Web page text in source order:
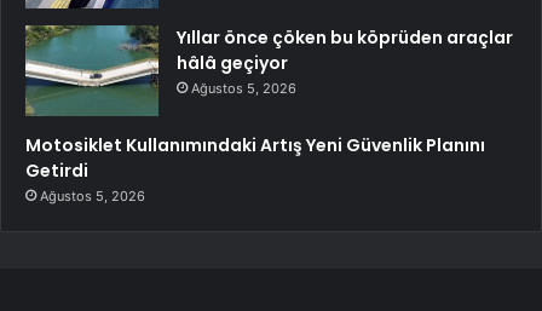
Yıllar önce çöken bu köprüden araçlar
hâlâ geçiyor
Ağustos 5, 2026
Motosiklet Kullanımındaki Artış Yeni Güvenlik Planını
Getirdi
Ağustos 5, 2026